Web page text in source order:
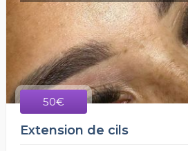
50€
Extension de cils